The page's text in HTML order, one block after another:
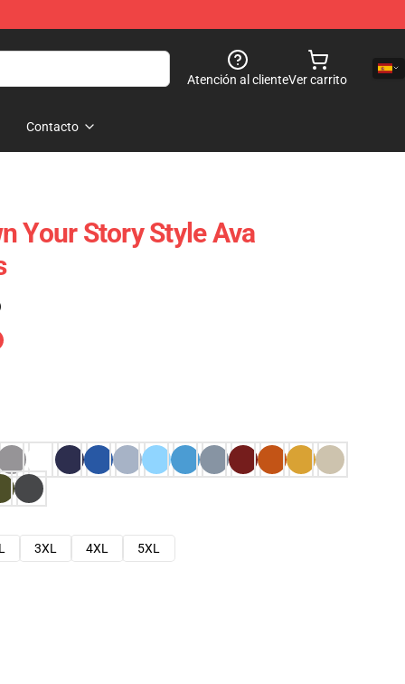
Atención al clienteVer carrito
Contacto
Your Story Style Ava
3XL 4XL
5XL